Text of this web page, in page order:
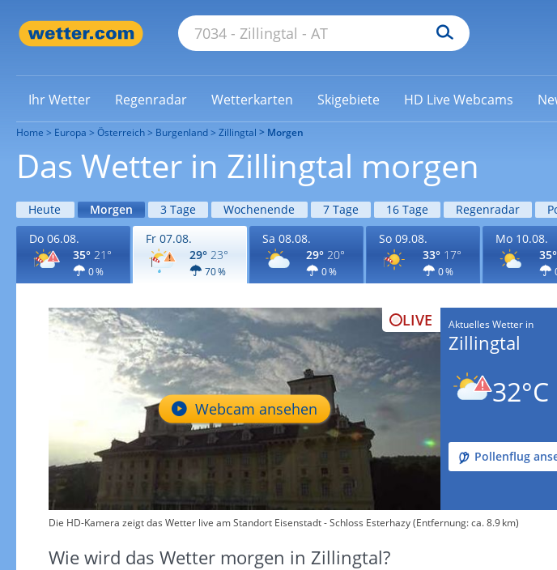
Ihr Wetter Regenradar Wetterkarten Skigebiete HD Live Webcams
Home Europa Österreich Burgenland Zillingtal Morgen
Das Wetter in Zillingtal morgen
Heute Morgen 3 Tage Wochenende 7 Tage 16 Tage Regenradar
Do 06.08.
35° 21°
0 %
Fr 07.08.
29° 23°
70 %
Sa 08.08.
29° 20°
0 %
So 09.08.
33° 17°
0 %
Mo 10.08.
35°
LIVE
Webcam ansehen
Aktuelles Wetter in
Zillingtal
32°C
Pollenflug
Die HD-Kamera zeigt das Wetter live am Standort Eisenstadt - Schloss Esterhazy (Entfernung: ca. 8.9 km)
Wie wird das Wetter morgen in Zillingtal?